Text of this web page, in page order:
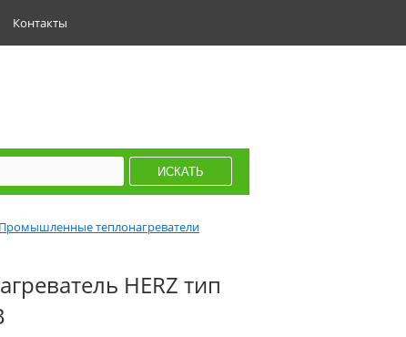
Контакты
Промышленные теплонагреватели
HERZ тип